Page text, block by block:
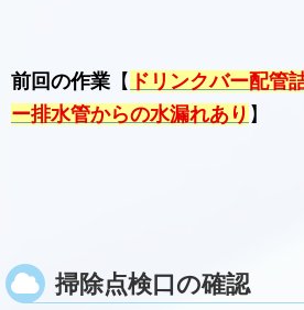
前回の作業 【 ドリンクバー配管
ー排水管からの水漏れあり 】
掃除点検口の確認